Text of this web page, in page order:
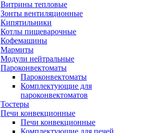
Витрины тепловые
Зонты вентиляционные
Кипятильники
Котлы пищеварочные
Кофемашины
Мармиты
Модули нейтральные
Пароконвектоматы
Пароконвектоматы
Комплектующие для
пароконвектоматов
Тостеры
Печи конвекционные
Печи конвекционные
Комплектующие для печей